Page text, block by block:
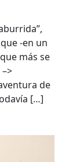
-en un
más se
de
[…]